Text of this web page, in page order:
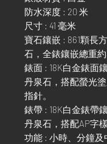
防水深度 : 20 米
尺寸 : 41 毫米
寶石鑲嵌 : 861顆長
石，全錶鑲嵌總重約
錶面 : 18K白金錶面
丹泉石，搭配螢光
指針。
錶帶 : 18K白金錶帶
丹泉石，搭配AP字
功能 : 小時、分鐘及